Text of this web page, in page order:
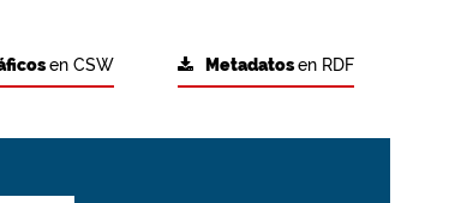
Metadatosen RDF
en CSW